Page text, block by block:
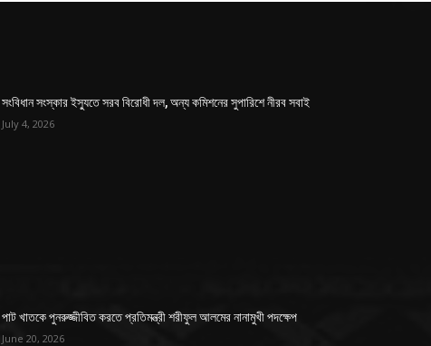
সংবিধান সংস্কার ইস্যুতে সরব বিরোধী দল, অন্য কমিশনের সুপারিশে নীরব সবাই
July 4, 2026
পাট খাতকে পুনরুজ্জীবিত করতে প্রতিমন্ত্রী শরীফুল আলমের নানামুখী পদক্ষেপ
June 20, 2026